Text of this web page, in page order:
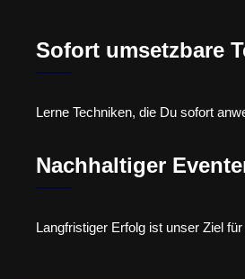
Sofort umsetzbare
Lerne Techniken, die Du sofort
Nachhaltiger
Langfristiger Erfolg ist unser Ziel